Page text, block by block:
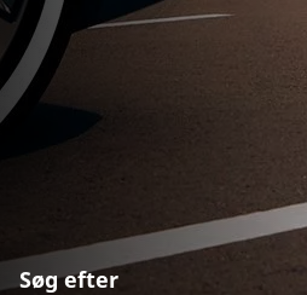
Søg efter